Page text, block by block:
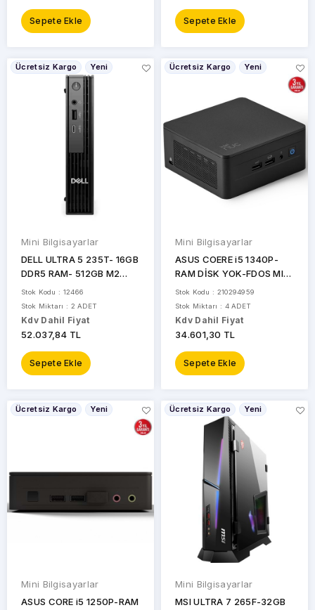
Sepete Ekle Sepete Ekle
Ücretsiz Kargo Yeni
Mini Bilgisayarlar
DELL ULTRA 5 235T- 16GB
DDR5 RAM- 512GB M2
NVME- O/B UHD FDOS
MINI PC / PRO MICRO
BTO106_QCM1250U
Stok Kodu : 12466
Stok Miktarı : 2 ADET
Kdv Dahil Fiyat
52.037,84 TL
Sepete Ekle
Ücretsiz Kargo Yeni
Mini Bilgisayarlar
ASUS COERE i5 1340P-
RAM DİSK YOK-FDOS MINI
PC / NUC13 PRO TALL KIT
RNUC13ANHI500003I /
90AR00C1-M000C0
Stok Kodu : 210294959
Stok Miktarı : 4 ADET
Kdv Dahil Fiyat
34.601,30 TL
Sepete Ekle
Ücretsiz Kargo Yeni
Mini Bilgisayarlar
ASUS CORE i5 1250P-RAM
Ücretsiz Kargo Yeni
Mini Bilgisayarlar
MSI ULTRA 7 265F-32GB